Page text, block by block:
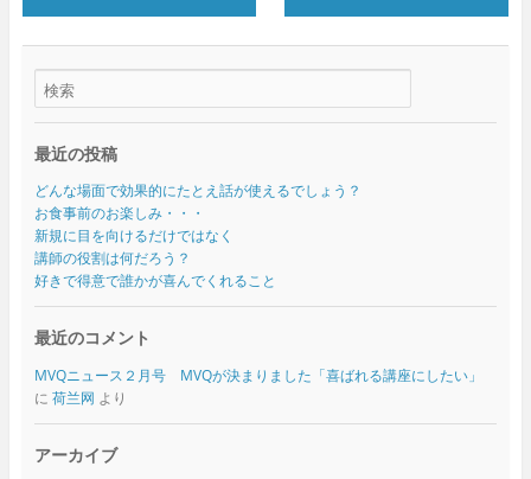
最近の投稿
どんな場面で効果的にたとえ話が使えるでしょう？
お食事前のお楽しみ・・・
新規に目を向けるだけではなく
講師の役割は何だろう？
好きで得意で誰かが喜んでくれること
最近のコメント
MVQニュース２月号 MVQが決まりました「喜ばれる講座にしたい」
に 荷兰网 より
アーカイブ